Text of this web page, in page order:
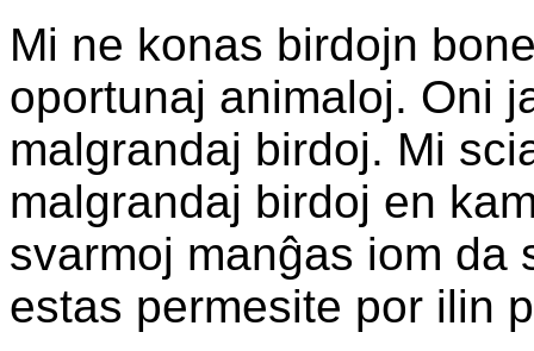
Mi ne konas birdojn
oportunaj animaloj. Oni
malgrandaj birdoj. Mi
malgrandaj birdoj en
svarmoj manĝas iom da
estas permesite por ilin